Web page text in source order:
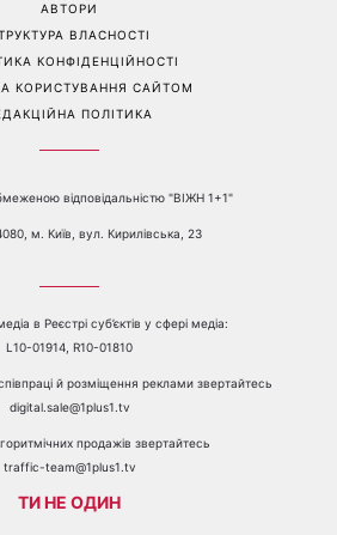
АВТОРИ
ВЛАСНОСТІ
КОНФІДЕНЦІЙНОСТІ
КОРИСТУВАННЯ САЙТОМ
ПОЛІТИКА
відповідальністю "ВІЖН 1+1"
м. Київ, вул. Кирилівська, 23
в Реєстрі суб’єктів у сфері медіа:
L10-01914, R10-01810
й розміщення реклами звертайтесь
digital.sale@1plus1.tv
продажів звертайтесь
traffic-team@1plus1.tv
ТИ НЕ ОДИН